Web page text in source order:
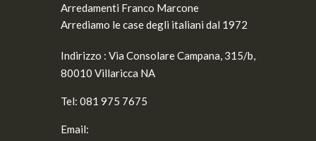
Arredamenti Franco Marcone
Arrediamo le case degli italiani dal 1972
Indirizzo : Via Consolare Campana, 315/b,
80010 Villaricca NA
Tel: 081 975 7675
Email: